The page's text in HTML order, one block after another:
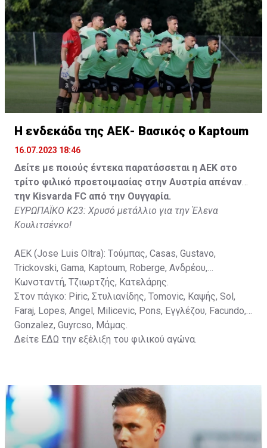
Tomovic), Aνδρέου (65' Angel) , Κωνσταντή (65' Sol),
Τζιωρτζής (65' Faraj), Κατελάρης (65' Milicevic).
Στον πάγκο: Piric, Στυλιανίδης, Tomovic, Καψής, Sol,
Faraj, Lopes, Angel, Milicevic, Pons, Εγγλέζου, Facundo,
Gonzalez, Guyrcso, Μάμας.
Κisvarda FC (Milos Kruscic): Kovacs, Navratil, Raul, Szor,
Lippai, Alic, Kormendi, Makowski, Czekus, Ilievski,
Στον πάγκο: Petkovic, Cipetic, Kovasic, Jovicic, Szeles,
Vida, Otvos, Lucas, Camas, Mesanovic.
H ενδεκάδα της ΑΕΚ- Βασικός ο Kaptoum
16.07.2023 18:46
Δείτε με ποιούς έντεκα παρατάσσεται η ΑΕΚ στο
τρίτο φιλικό προετοιμασίας στην Αυστρία απέναντι
την Kisvarda FC από την Ουγγαρία.
ΕΥΡΩΠΑΪΚΟ Κ23: Χρυσό μετάλλιο για την Έλενα
Κουλιτσένκο!
ΑΕΚ (Jose Luis Oltra): Tούμπας, Casas, Gustavo,
Trickovski, Gama, Κaptoum, Roberge, Aνδρέου,
Κωνσταντή, Τζιωρτζής, Κατελάρης.
Στον πάγκο: Piric, Στυλιανίδης, Tomovic, Καψής, Sol,
Faraj, Lopes, Angel, Milicevic, Pons, Εγγλέζου, Facundo,
Gonzalez, Guyrcso, Μάμας.
Δείτε ΕΔΩ την εξέλιξη του φιλικού αγώνα.